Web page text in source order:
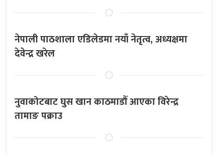
नेपाली पाठशाला एडिलेडमा नयाँ नेतृत्व, अध्यक्षमा
देवेन्द्र खरेल
नुवाकोटबाट घुस खान काठमाडौँ आएका विरेन्द्र
तामाङ पक्राउ